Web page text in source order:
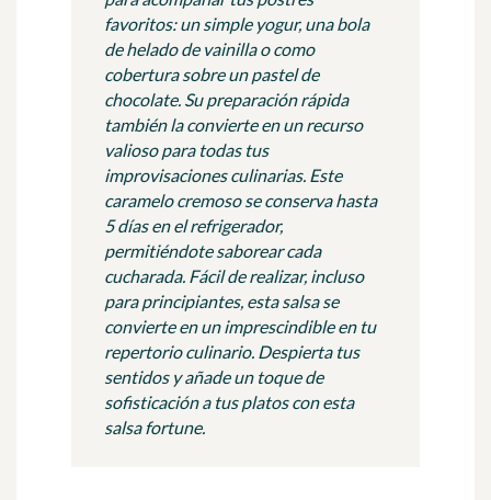
favoritos: un simple yogur, una bola
de helado de vainilla o como
cobertura sobre un pastel de
chocolate. Su preparación rápida
también la convierte en un recurso
valioso para todas tus
improvisaciones culinarias. Este
caramelo cremoso se conserva hasta
5 días en el refrigerador,
permitiéndote saborear cada
cucharada. Fácil de realizar, incluso
para principiantes, esta salsa se
convierte en un imprescindible en tu
repertorio culinario. Despierta tus
sentidos y añade un toque de
sofisticación a tus platos con esta
salsa fortune.